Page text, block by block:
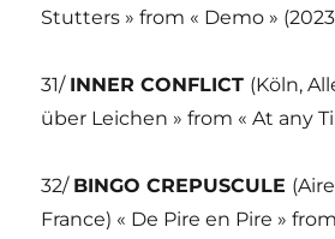
Stutters » from « Demo »
31/ INNER CONFLICT (Köln,
über Leichen » from « At any
32/ BINGO CREPUSCULE
France) « De Pire en Pire »